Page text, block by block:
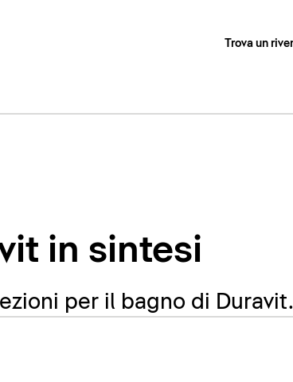
Trova un
in sintesi
per il bagno di Duravit.